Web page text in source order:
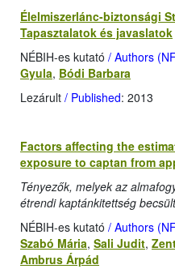
Élelmiszerlánc-biztonsági
Tapasztalatok és javaslatok
NÉBIH-es kutató / Authors
Gyula, Bódi Barbara
Lezárult / Published: 2013
Factors affecting the
exposure to captan from
Tényezők, melyek az
étrendi kaptánkitettség
NÉBIH-es kutató / Authors
Szabó Mária, Sali Judit,
Ambrus Árpád